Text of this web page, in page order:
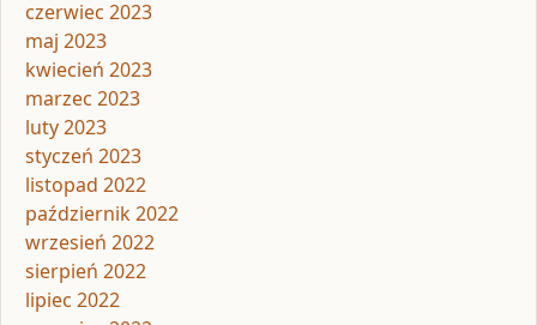
czerwiec 2023
maj 2023
kwiecień 2023
marzec 2023
luty 2023
styczeń 2023
listopad 2022
październik 2022
wrzesień 2022
sierpień 2022
lipiec 2022